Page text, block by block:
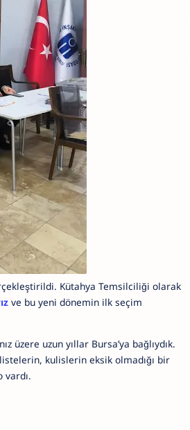
Kütahya Temsilciliği olarak
ve bu yeni dönemin ilk seçim
üzere uzun yıllar Bursa’ya bağlıydık.
kulislerin eksik olmadığı bir